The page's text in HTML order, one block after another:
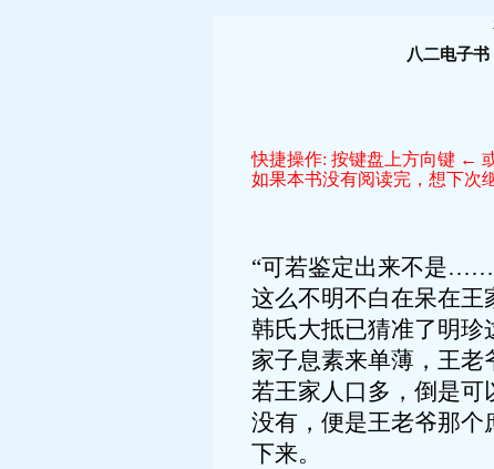
八二电子书
快捷操作: 按键盘上方向键 ←
如果本书没有阅读完，想下次
“可若鉴定出来不是
这么不明不白在呆在王
韩氏大抵已猜准了明珍
家子息素来单薄，王老
若王家人口多，倒是
没有，便是王老爷那
下来。